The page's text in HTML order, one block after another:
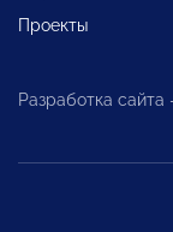
Проекты
Разработка сайта